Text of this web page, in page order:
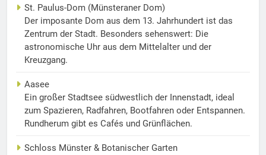
St. Paulus-Dom (Münsteraner Dom)
Der imposante Dom aus dem 13. Jahrhundert ist das
Zentrum der Stadt. Besonders sehenswert: Die
astronomische Uhr aus dem Mittelalter und der
Kreuzgang.
Aasee
Ein großer Stadtsee südwestlich der Innenstadt, ideal
zum Spazieren, Radfahren, Bootfahren oder Entspannen.
Rundherum gibt es Cafés und Grünflächen.
Schloss Münster & Botanischer Garten